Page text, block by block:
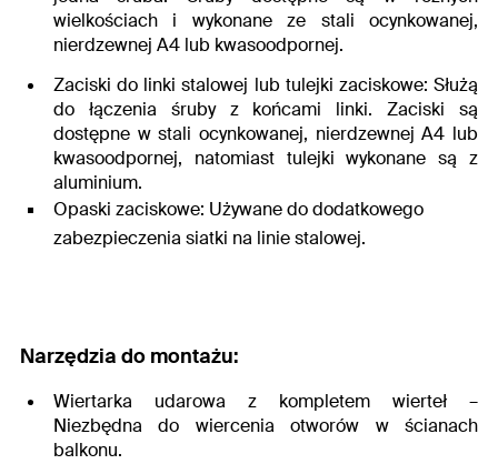
wielkościach i wykonane ze stali ocynkowanej,
nierdzewnej A4 lub kwasoodpornej.
Zaciski do linki stalowej lub tulejki zaciskowe: Służą
do łączenia śruby z końcami linki. Zaciski są
dostępne w stali ocynkowanej, nierdzewnej A4 lub
kwasoodpornej, natomiast tulejki wykonane są z
aluminium.
Opaski zaciskowe: Używane do dodatkowego
zabezpieczenia siatki na linie stalowej.
Narzędzia do montażu:
Wiertarka udarowa z kompletem wierteł –
Niezbędna do wiercenia otworów w ścianach
balkonu.